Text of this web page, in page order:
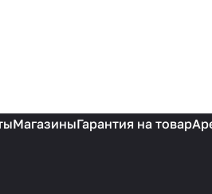
МагазиныГарантия на товар